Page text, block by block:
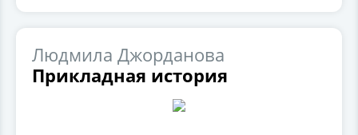
Людмила Джорданова
Прикладная история